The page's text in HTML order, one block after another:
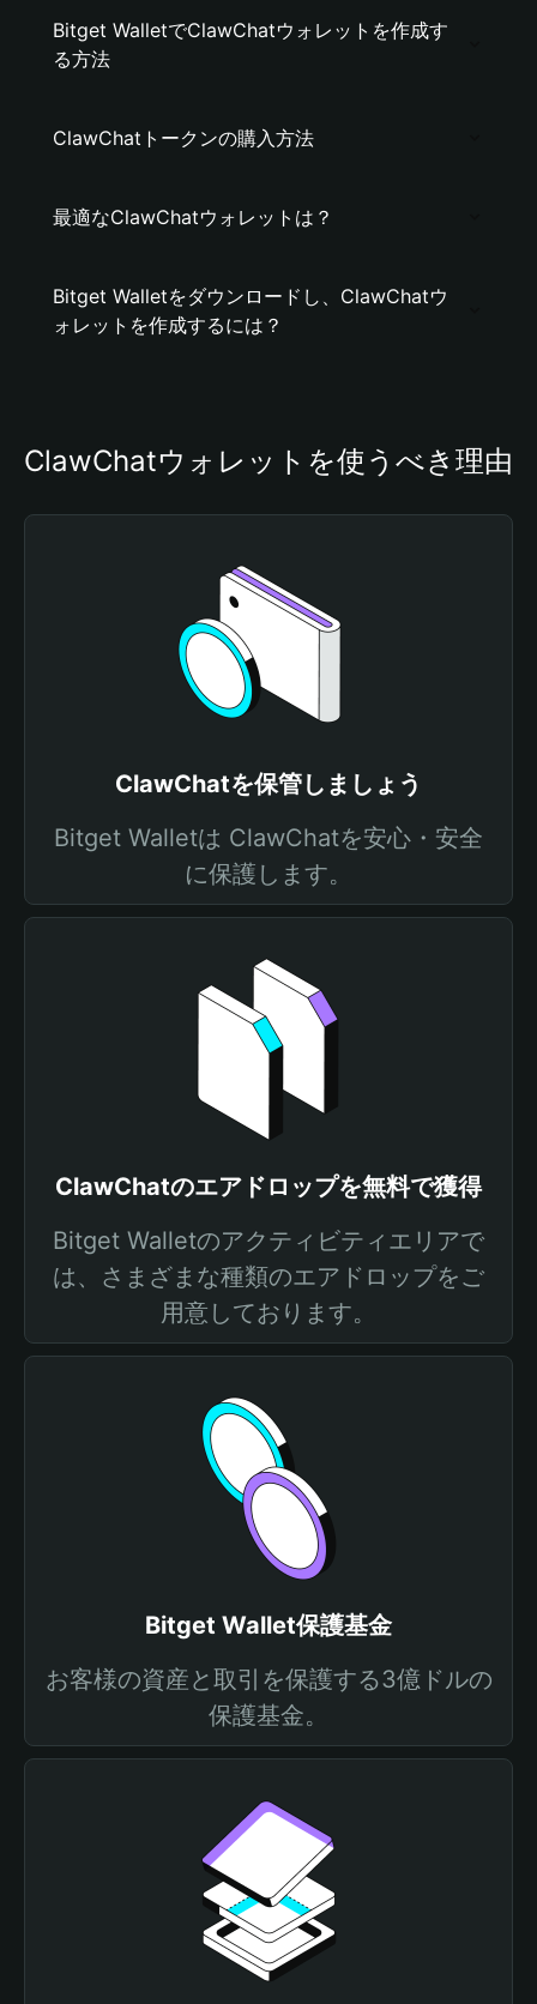
Bitget WalletでClawChatウォレットを作成す
る方法
ClawChatトークンの購入方法
最適なClawChatウォレットは？
Bitget Walletをダウンロードし、ClawChatウ
ォレットを作成するには？
ClawChatウォレットを使うべき理由
ClawChatを保管しましょう
Bitget Walletは ClawChatを安心・安全
に保護します。
ClawChatのエアドロップを無料で獲得
Bitget Walletのアクティビティエリアで
は、さまざまな種類のエアドロップをご
用意しております。
Bitget Wallet保護基金
お客様の資産と取引を保護する3億ドルの
保護基金。